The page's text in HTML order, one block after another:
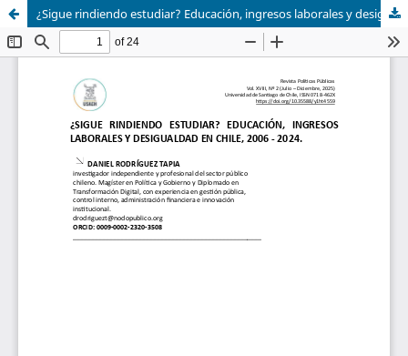
¿Sigue rindiendo estudiar? Educación, ingresos laborales y desigualdad en Chile, 2006–2024